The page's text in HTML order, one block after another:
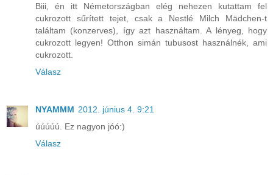
Biii, én itt Németországban elég nehezen kutattam fel
cukrozott sűrített tejet, csak a Nestlé Milch Mädchen-t
találtam (konzerves), így azt használtam. A lényeg, hogy
cukrozott legyen! Otthon simán tubusost használnék, ami
cukrozott.
Válasz
NYAMMM 2012. június 4. 9:21
úúúúú. Ez nagyon jóó:)
Válasz